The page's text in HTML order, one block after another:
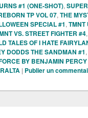
#1 (ONE-SHOT),
TP VOL 07, THE
SPECIAL #1, TMNT
VS. STREET FIGHTER #4,
TALES OF I HATE
DODDS THE SANDMAN #1,
BY BENJAMIN
| Publier un